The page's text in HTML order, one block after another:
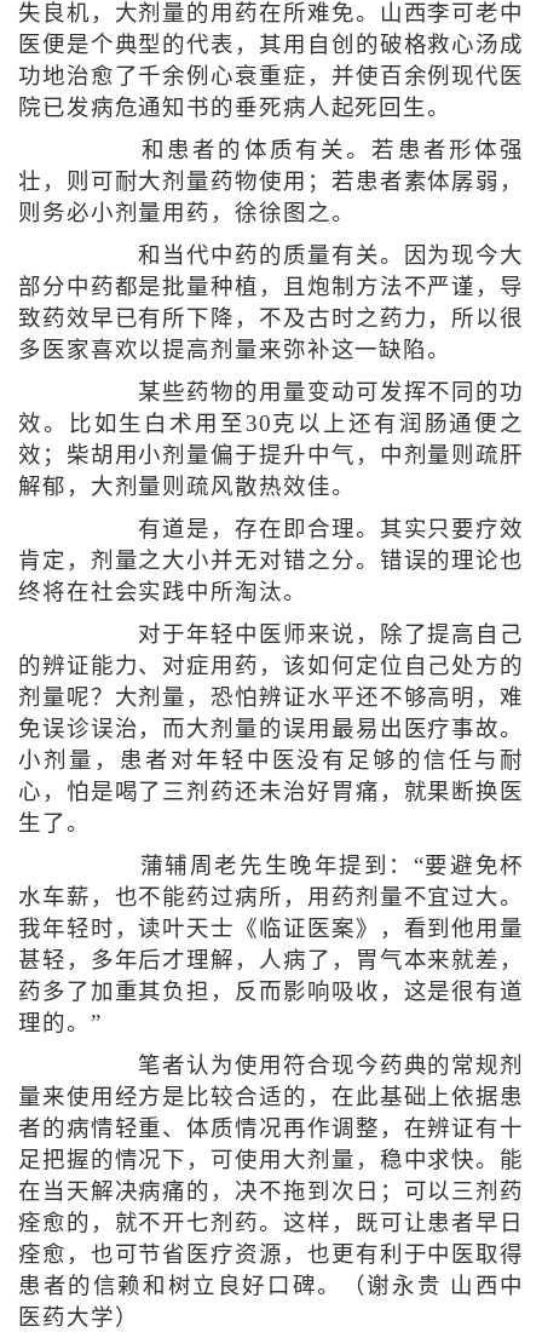
失良机，大剂量的用药在所难免。山西李可老中
医便是个典型的代表，其用自创的破格救心汤成
功地治愈了千余例心衰重症，并使百余例现代医
院已发病危通知书的垂死病人起死回生。
和患者的体质有关。若患者形体强
壮，则可耐大剂量药物使用；若患者素体孱弱，
则务必小剂量用药，徐徐图之。
和当代中药的质量有关。因为现今大
部分中药都是批量种植，且炮制方法不严谨，导
致药效早已有所下降，不及古时之药力，所以很
多医家喜欢以提高剂量来弥补这一缺陷。
某些药物的用量变动可发挥不同的功
效。比如生白术用至30克以上还有润肠通便之
效；柴胡用小剂量偏于提升中气，中剂量则疏肝
解郁，大剂量则疏风散热效佳。
有道是，存在即合理。其实只要疗效
肯定，剂量之大小并无对错之分。错误的理论也
终将在社会实践中所淘汰。
对于年轻中医师来说，除了提高自己
的辨证能力、对症用药，该如何定位自己处方的
剂量呢？大剂量，恐怕辨证水平还不够高明，难
免误诊误治，而大剂量的误用最易出医疗事故。
小剂量，患者对年轻中医没有足够的信任与耐
心，怕是喝了三剂药还未治好胃痛，就果断换医
生了。
蒲辅周老先生晚年提到：“要避免杯
水车薪，也不能药过病所，用药剂量不宜过大。
我年轻时，读叶天士《临证医案》，看到他用量
甚轻，多年后才理解，人病了，胃气本来就差，
药多了加重其负担，反而影响吸收，这是很有道
理的。”
笔者认为使用符合现今药典的常规剂
量来使用经方是比较合适的，在此基础上依据患
者的病情轻重、体质情况再作调整，在辨证有十
足把握的情况下，可使用大剂量，稳中求快。能
在当天解决病痛的，决不拖到次日；可以三剂药
痊愈的，就不开七剂药。这样，既可让患者早日
痊愈，也可节省医疗资源，也更有利于中医取得
患者的信赖和树立良好口碑。（谢永贵 山西中
医药大学）